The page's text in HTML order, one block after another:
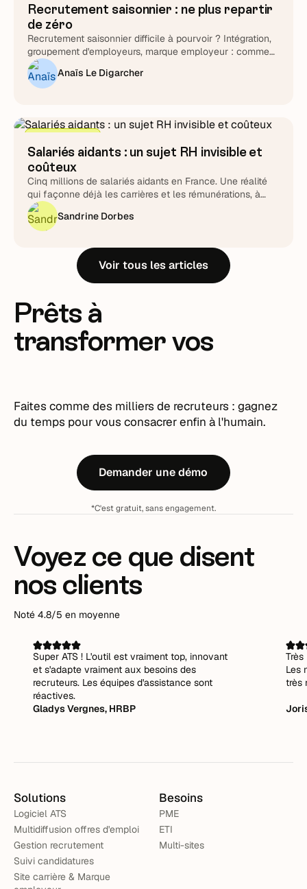
Recrutement saisonnier : ne plus repartir
de zéro
Recrutement saisonnier difficile à pourvoir ? Intégration,
groupement d'employeurs, marque employeur : comment
transformer le cycle en fidélisation durable.
Anaïs Le Digarcher
Salariés aidants : un sujet RH invisible et
coûteux
Cinq millions de salariés aidants en France. Une réalité
qui façonne déjà les carrières et les rémunérations, à
piloter plutôt qu'à subir.
Sandrine Dorbes
Voir tous les articles
Prêts à
transformer vos
Faites comme des milliers de recruteurs : gagnez
du temps pour vous consacrer enfin à l'humain.
Demander une démo
*C'est gratuit, sans engagement.
Voyez ce que disent
nos clients
Noté 4.8/5 en moyenne
Super ATS ! L'outil est vraiment top, innovant
et s'adapte vraiment aux besoins des
recruteurs. Les équipes d'assistance sont
réactives.
Gladys Vergnes, HRBP
Les
très
Solutions
Logiciel ATS
Multidiffusion offres d'emploi
Gestion recrutement
Suivi candidatures
Site carrière & Marque
Besoins
PME
ETI
Multi-sites